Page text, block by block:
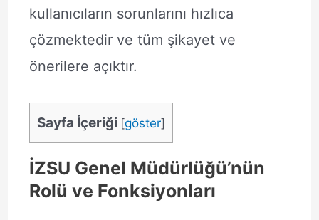
kullanıcıların sorunlarını hızlıca
çözmektedir ve tüm şikayet ve
önerilere açıktır.
Sayfa İçeriği [göster]
İZSU Genel Müdürlüğü’nün
Rolü ve Fonksiyonları